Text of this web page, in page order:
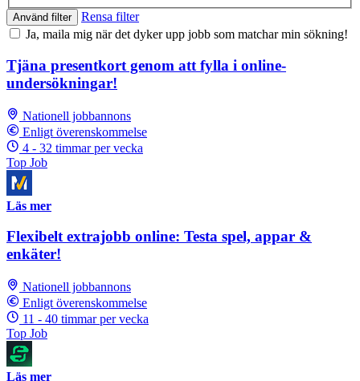
Använd filter
Rensa filter
Ja, maila mig när det dyker upp jobb som matchar min sökning!
Tjäna presentkort genom att fylla i online-
undersökningar!
Nationell jobbannons
Enligt överenskommelse
4 - 32 timmar per vecka
Top Job
Läs mer
Flexibelt extrajobb online: Testa spel, appar &
enkäter!
Nationell jobbannons
Enligt överenskommelse
11 - 40 timmar per vecka
Top Job
Läs mer